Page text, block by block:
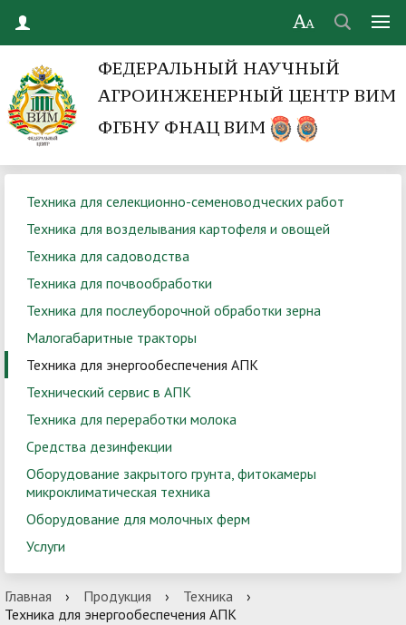
ФЕДЕРАЛЬНЫЙ НАУЧНЫЙ
АГРОИНЖЕНЕРНЫЙ ЦЕНТР ВИМ
ФГБНУ ФНАЦ ВИМ
Техника для селекционно-семеноводческих работ
Техника для возделывания картофеля и овощей
Техника для садоводства
Техника для почвообработки
Техника для послеуборочной обработки зерна
Малогабаритные тракторы
Техника для энергообеспечения АПК
Технический сервис в АПК
Техника для переработки молока
Средства дезинфекции
Оборудование закрытого грунта, фитокамеры
микроклиматическая техника
Оборудование для молочных ферм
Услуги
Главная › Продукция › Техника
›
Техника для энергообеспечения АПК